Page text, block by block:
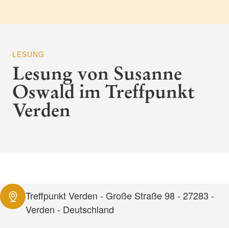
LESUNG
Lesung von Susanne
Oswald im Treffpunkt
Verden
Treffpunkt Verden - Große Straße 98 - 27283 -
Verden - Deutschland